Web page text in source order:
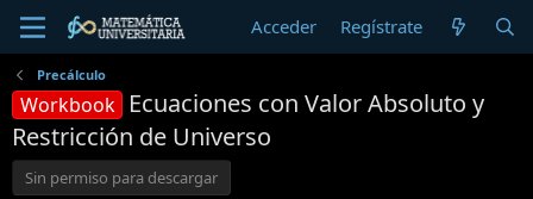
Acceder Regístrate
Precálculo
Workbook
Ecuaciones con Valor Absoluto y
Restricción de Universo
Sin permiso para descargar